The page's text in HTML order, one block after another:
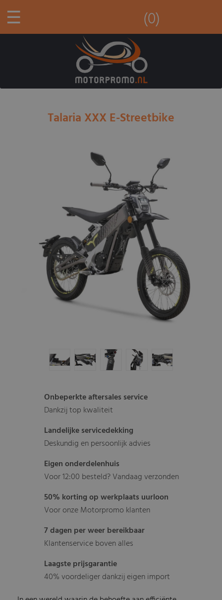
☰ (0)
Talaria XXX E-Streetbike
Onbeperkte aftersales service
Dankzij top kwaliteit
Landelijke servicedekking
Deskundig en persoonlijk advies
Eigen onderdelenhuis
Voor 12:00 besteld? Vandaag verzonden
50% korting op werkplaats uurloon
Voor onze Motorpromo klanten
7 dagen per weer bereikbaar
Klantenservice boven alles
Laagste prijsgarantie
40% voordeliger dankzij eigen import